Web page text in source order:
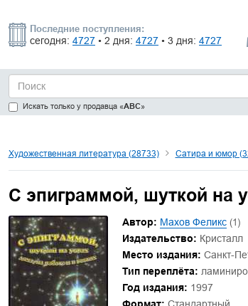
Последние поступления:
сегодня: 4727 • 2 дня: 4727 • 3 дня: 4727
Искать только у продавца «ABC»
Художественная литература (28733) Сатира и юмор
С эпиграммой, шуткой на
Автор: Махов Феликс (1)
Издательство: Кристалл
Место издания: Санкт-
Тип переплёта:
Год издания: 1997